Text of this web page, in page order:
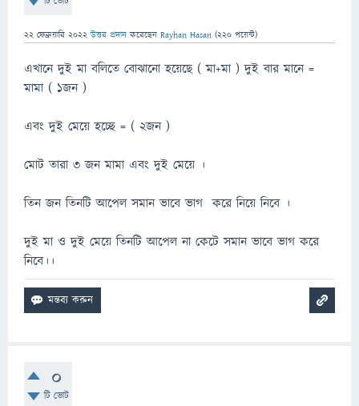
22 ফেব্রুয়ারি 2022 উত্তর প্রদান করেছেন Rayhan Hasan (220 পয়েন্ট)
এখানে দুই মা বলিতে বোঝানো হয়েছে ( মা+মা ) দুই বার মানে =
মামা ( ১জন )
এবং দুই মেয়ে হচ্ছে = ( ২জন )
মোট তারা ৩ জন মামা এবং দুই মেয়ে ।
তিন জন তিনটি আপেল সমান ভাবে ভাগ করে নিয়ে নিবে ।
দুই মা ও দুই মেয়ে তিনটি আপেল না কেটে সমান ভাবে ভাগ করে
নিবে।।
0
টি ভোট